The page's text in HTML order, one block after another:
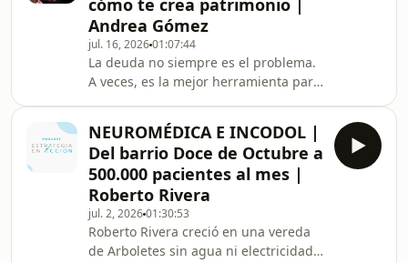
fundador de Latinco, sobre las
decisiones que marcaron su camino
como empresario y como
persona.Hablamos de cómo una
empresa puede pasar de crecer
aceleradamente a quedarse sin
liquidez. De por
cómo te crea patrimonio |
Andrea Gómez
jul. 16, 202601:07:44
La deuda no siempre es el problema.
A veces, es la mejor herramienta para
con Andrea Gómez, socia de
Estrategia en Acción, sobre uno de los
temas que más dudas genera en las
empresas: la financiación. Hablamos
de la diferencia entre una deuda que
crea valor y una que destruye caja. De
por qué el EBITDA no siempre refleja
la realidad del negocio. Y de errores
NEUROMÉDICA E INCODOL |
Del barrio Doce de Octubre a
500.000 pacientes al mes |
Roberto Rivera
jul. 2, 202601:30:53
Roberto Rivera creció en una vereda
de Arboletes sin agua ni electricidad.